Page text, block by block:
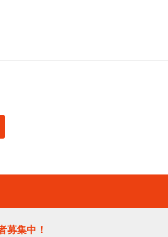
募集中！